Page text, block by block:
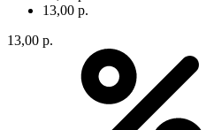
13,00 р.
13,00 р.